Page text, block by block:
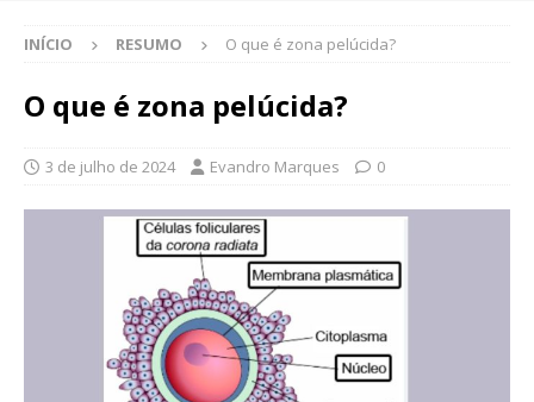
INÍCIO RESUMO O que é zona pelúcida?
O que é zona pelúcida?
3 de julho de 2024 Evandro Marques 0